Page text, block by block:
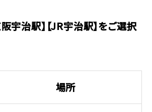
宇治駅】【JR宇治駅】をご選択
場所